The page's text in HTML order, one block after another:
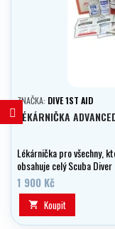
ZNAČKA: DIVE 1ST AID
LÉKÁRNIČKA
Lékárnička pro všechny,
obsahuje celý Scuba
tomu něco navíc
1 900 Kč
 Koupit